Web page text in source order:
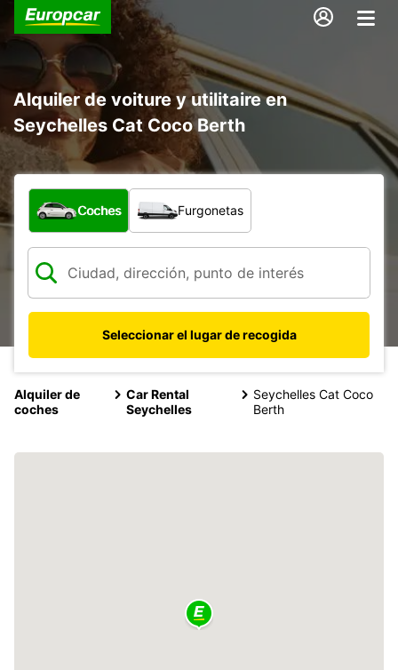
Alquiler de voiture y utilitaire en
Seychelles Cat Coco Berth
¿Qué tipo de vehículo?
Coches Furgonetas
Seleccionar el lugar de recogida
Alquiler de
coches
Car Rental
Seychelles
Seychelles Cat Coco
Berth